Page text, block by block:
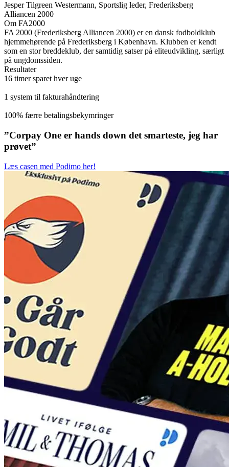
Jesper Tilgreen Westermann, Sportslig leder, Frederiksberg
Alliancen 2000
Om FA2000
FA 2000 (Frederiksberg Alliancen 2000) er en dansk fodboldklub
hjemmehørende på Frederiksberg i København. Klubben er kendt
som en stor breddeklub, der samtidig satser på eliteudvikling, særligt
på ungdomssiden.
Resultater
16 timer sparet hver uge
1 system til fakturahåndtering
100% færre betalingsbekymringer
”Corpay One er hands down det smarteste, jeg har
prøvet”
Læs casen med Podimo her!